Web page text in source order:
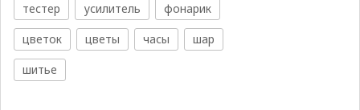
тестер
усилитель
фонарик
цветок
цветы часы
шар
шитье